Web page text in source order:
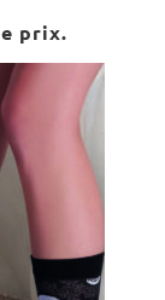
prix.